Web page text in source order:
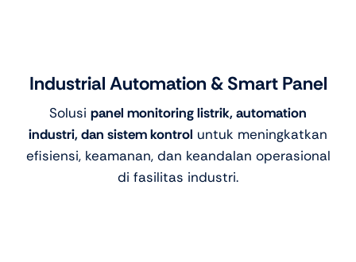
Industrial Automation & Smart Panel
Solusi panel monitoring listrik, automation
industri, dan sistem kontrol untuk meningkatkan
efisiensi, keamanan, dan keandalan operasional
di fasilitas industri.